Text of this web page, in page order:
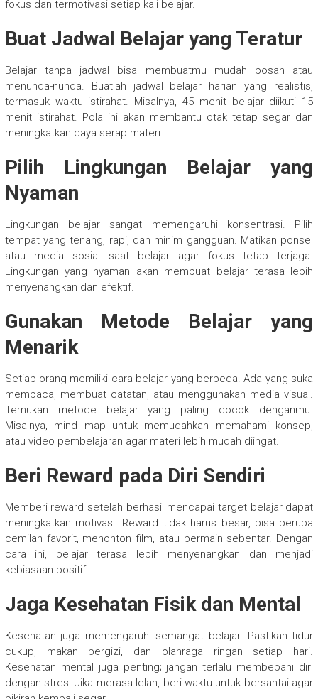
fokus dan termotivasi setiap kali belajar.
Buat Jadwal Belajar yang Teratur
Belajar tanpa jadwal bisa membuatmu mudah bosan atau
menunda-nunda. Buatlah jadwal belajar harian yang realistis,
termasuk waktu istirahat. Misalnya, 45 menit belajar diikuti 15
menit istirahat. Pola ini akan membantu otak tetap segar dan
meningkatkan daya serap materi.
Pilih Lingkungan Belajar yang
Nyaman
Lingkungan belajar sangat memengaruhi konsentrasi. Pilih
tempat yang tenang, rapi, dan minim gangguan. Matikan ponsel
atau media sosial saat belajar agar fokus tetap terjaga.
Lingkungan yang nyaman akan membuat belajar terasa lebih
menyenangkan dan efektif.
Gunakan Metode Belajar yang
Menarik
Setiap orang memiliki cara belajar yang berbeda. Ada yang suka
membaca, membuat catatan, atau menggunakan media visual.
Temukan metode belajar yang paling cocok denganmu.
Misalnya, mind map untuk memudahkan memahami konsep,
atau video pembelajaran agar materi lebih mudah diingat.
Beri Reward pada Diri Sendiri
Memberi reward setelah berhasil mencapai target belajar dapat
meningkatkan motivasi. Reward tidak harus besar, bisa berupa
cemilan favorit, menonton film, atau bermain sebentar. Dengan
cara ini, belajar terasa lebih menyenangkan dan menjadi
kebiasaan positif.
Jaga Kesehatan Fisik dan Mental
Kesehatan juga memengaruhi semangat belajar. Pastikan tidur
cukup, makan bergizi, dan olahraga ringan setiap hari.
Kesehatan mental juga penting; jangan terlalu membebani diri
dengan stres. Jika merasa lelah, beri waktu untuk bersantai agar